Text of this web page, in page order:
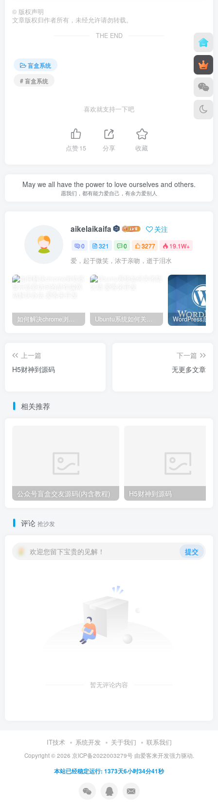
© 版权声明
文章版权归作者所有，未经允许请勿转载。
THE END
盲盒系统
# 盲盒系统
喜欢就支持一下吧
点赞15 分享 收藏
May we all have the power to love ourselves and others.
愿我们，都有能力爱自己，有余力爱别人
aikelaikaifa 关注
0 321 0 3277 19.1W+
爱，起于微笑，浓于亲吻，逝于泪水
如何解决chrome浏览器显示您要访问的是诈骗网站解决办法 Ubuntu系统如何关闭防火墙
上一篇
H5财神到源码
下一篇
无更多文章
相关推荐
公众号盲盒交友源码(内含教程) H5财神到源码
评论 抢沙发
欢迎您留下宝贵的见解！ 提交
暂无评论内容
IT技术 系统开发 关于我们 联系我们
Copyright ©2026 京ICP备2022003279号由爱客来开发强力驱动.
本站已经稳定运行: 1373天6小时34分42秒